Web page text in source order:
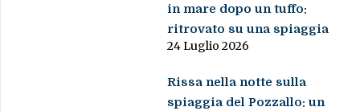
in mare dopo un tuffo:
ritrovato su una spiaggia
24 Luglio 2026
Rissa nella notte sulla
spiaggia del Pozzallo: un